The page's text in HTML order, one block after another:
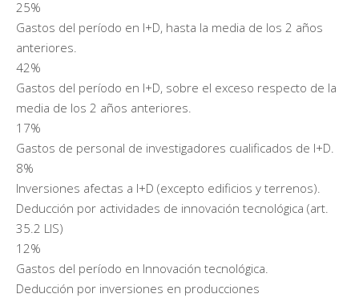
25%
Gastos del período en I+D, hasta la media de los 2 años
anteriores.
42%
Gastos del período en I+D, sobre el exceso respecto de la
media de los 2 años anteriores.
17%
Gastos de personal de investigadores cualificados de I+D.
8%
Inversiones afectas a I+D (excepto edificios y terrenos).
Deducción por actividades de innovación tecnológica (art.
35.2 LIS)
12%
Gastos del período en Innovación tecnológica.
Deducción por inversiones en producciones